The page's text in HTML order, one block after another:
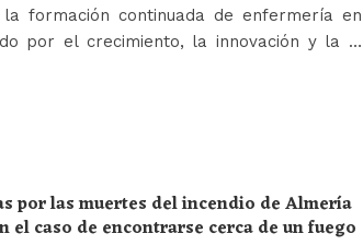
formación continuada de enfermería en
por el crecimiento, la innovación y la …
por las muertes del incendio de Almería
el caso de encontrarse cerca de un fuego